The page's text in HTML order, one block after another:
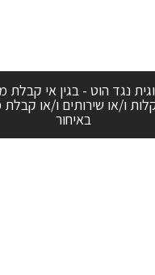
נגד הוט - בגין אי קבלת
ו/או שירותים ו/או
באיחור